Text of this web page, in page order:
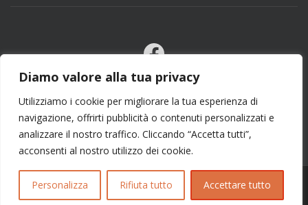
Diamo valore alla tua privacy
Utilizziamo i cookie per migliorare la tua esperienza di
navigazione, offrirti pubblicità o contenuti personalizzati e
analizzare il nostro traffico. Cliccando “Accetta tutti”,
acconsenti al nostro utilizzo dei cookie.
Personalizza Rifiuta tutto Accettare tutto
Facebook
Email
X
Copyright 2025 | info@esseciblog.it | Tema perColorlibDisegnato da
WordPress